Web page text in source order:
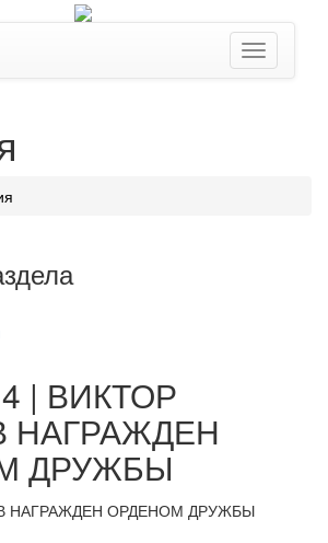
| ВИКТОР
НАГРАЖДЕН
ДРУЖБЫ